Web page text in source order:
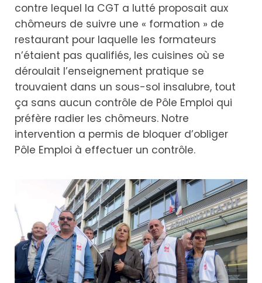
contre lequel la CGT a lutté proposait aux
chômeurs de suivre une « formation » de
restaurant pour laquelle les formateurs
n’étaient pas qualifiés, les cuisines où se
déroulait l’enseignement pratique se
trouvaient dans un sous-sol insalubre, tout
ça sans aucun contrôle de Pôle Emploi qui
préfère radier les chômeurs. Notre
intervention a permis de bloquer d’obliger
Pôle Emploi à effectuer un contrôle.